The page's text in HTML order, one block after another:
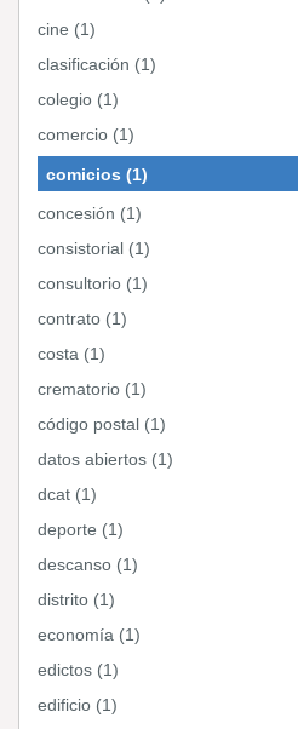
cine (1)
clasificación (1)
colegio (1)
comercio (1)
comicios (1)
concesión (1)
consistorial (1)
consultorio (1)
contrato (1)
costa (1)
crematorio (1)
código postal (1)
datos abiertos (1)
dcat (1)
deporte (1)
descanso (1)
distrito (1)
economía (1)
edictos (1)
edificio (1)